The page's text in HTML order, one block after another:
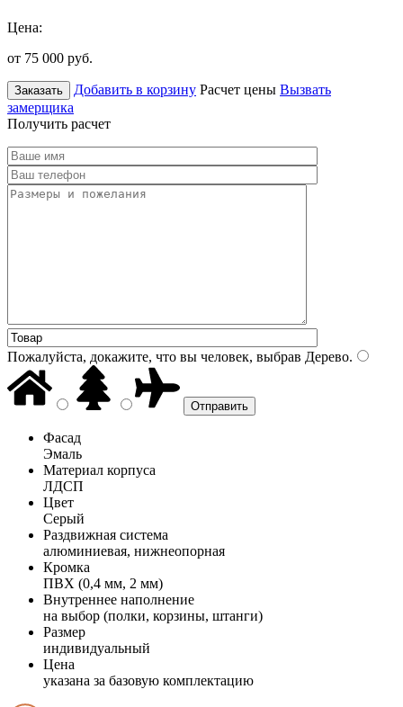
Цена:
от 75 000 руб.
Заказать Добавить в корзину Расчет цены Вызвать
замерщика
Получить расчет
Пожалуйста, докажите, что вы человек, выбрав Дерево.
Фасад
Эмаль
Материал корпуса
ЛДСП
Цвет
Серый
Раздвижная система
алюминиевая, нижнеопорная
Кромка
ПВХ (0,4 мм, 2 мм)
Внутреннее наполнение
на выбор (полки, корзины, штанги)
Размер
индивидуальный
Цена
указана за базовую комплектацию